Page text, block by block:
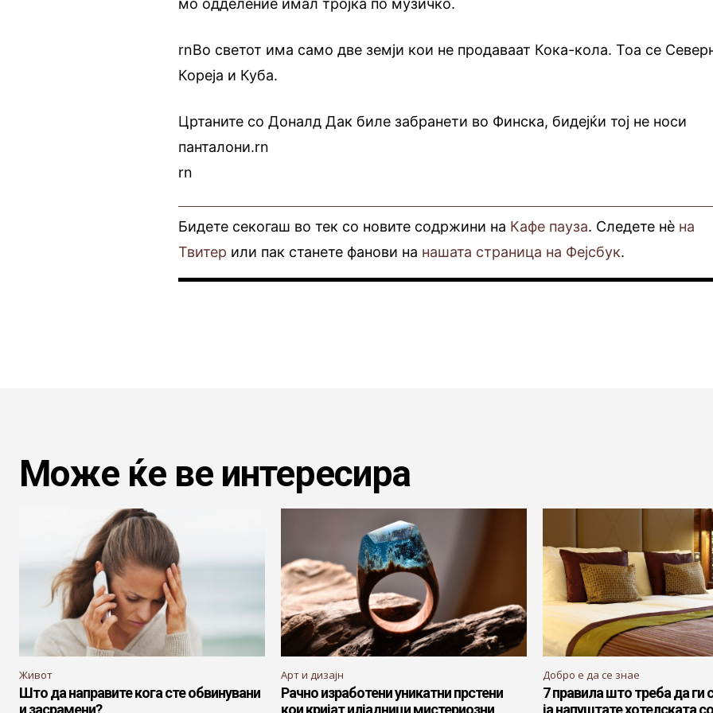
мо одделение имал тројка по музичко.
rnВо светот има само две земји кои не продаваат Кока-кола. Тоа се
Кореја и Куба.
Цртаните со Доналд Дак биле забранети во Финска, бидејќи тој не носи
панталони.rn
rn
Бидете секогаш во тек со новите содржини на Кафе пауза. Следете нè на
Твитер или пак станете фанови на нашата страница на Фејсбук.
Може ќе ве интересира
Живот
Што да направите кога сте обвинувани
и засрамени?
Арт и дизајн
Рачно изработени уникатни прстени
кои кријат илјадници мистериозни
Добро е да се знае
7 правила што треба да ги
ја напуштате хотелската